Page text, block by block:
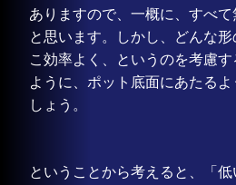
ありますので、一概に、すべ
と思います。しかし、どんな
こ効率よく、というのを考慮
ように、ポット底面にあたる
しょう。
ということから考えると、「